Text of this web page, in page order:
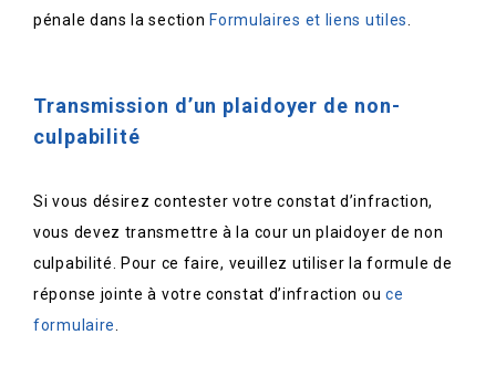
pénale dans la section Formulaires et liens utiles
Transmission d’un plaidoyer de non-
culpabilité
Si vous désirez contester votre constat d’infraction,
vous devez transmettre à la cour un plaidoyer de non
culpabilité. Pour ce faire, veuillez utiliser la formule de
réponse jointe à votre constat d’infraction ou ce
formulaire